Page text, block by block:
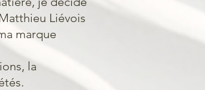
Liévois
marque
la